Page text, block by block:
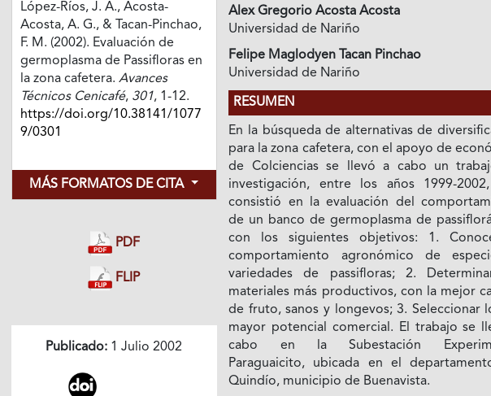
López-Ríos, J. A., Acosta-
Acosta, A. G., & Tacan-Pinchao,
F. M. (2002). Evaluación de
germoplasma de Passifloras en
la zona cafetera. Avances
Técnicos Cenicafé, 301, 1-12.
https://doi.org/10.38141/1077
9/0301
MÁS FORMATOS DE CITA
PDF
FLIP
Publicado: 1 Julio 2002
Alex Gregorio Acosta Acosta
Universidad de Nariño
Felipe Maglodyen Tacan Pinchao
Universidad de Nariño
RESUMEN
En la búsqueda de alternativas de
para la zona cafetera, con el apoyo de
de Colciencias se llevó a cabo un
investigación, entre los años 1999-
consistió en la evaluación del
de un banco de germoplasma de
con los siguientes objetivos: 1.
comportamiento agronómico de
variedades de passifloras; 2.
materiales más productivos, con la mejor
de fruto, sanos y longevos; 3. Seleccionar
mayor potencial comercial. El trabajo se
cabo en la Subestación
Paraguaicito, ubicada en el
Quindío, municipio de Buenavista.